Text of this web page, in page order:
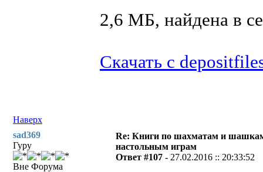
2,6 МБ, найдена в
Скачать с
Наверх
sad369
Гуру
Вне Форума
Re: Книги по шахматам и
настольным играм
Ответ #107 - 27.02.2016 :: 20:33:52